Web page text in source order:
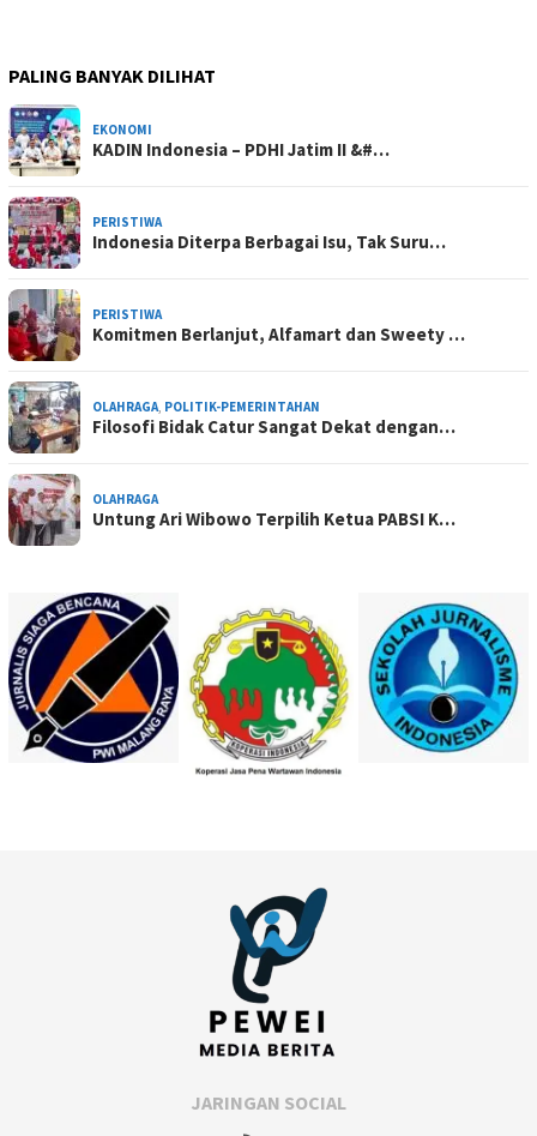
PALING BANYAK DILIHAT
EKONOMI
KADIN Indonesia – PDHI Jatim II &#…
PERISTIWA
Indonesia Diterpa Berbagai Isu, Tak Suru…
PERISTIWA
Komitmen Berlanjut, Alfamart dan Sweety …
OLAHRAGA, POLITIK-PEMERINTAHAN
Filosofi Bidak Catur Sangat Dekat dengan…
OLAHRAGA
Untung Ari Wibowo Terpilih Ketua PABSI K…
JARINGAN SOCIAL